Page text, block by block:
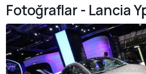
Fotoğraflar - Lancia